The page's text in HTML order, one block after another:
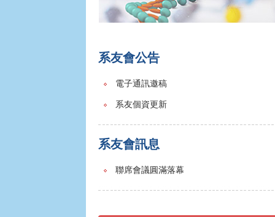
系友會公告
電子通訊邀稿
系友個資更新
系友會訊息
聯席會議圓滿落幕